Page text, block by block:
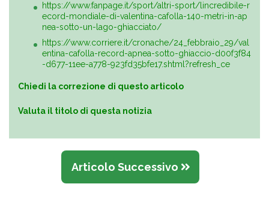
https://www.fanpage.it/sport/altri-sport/lincredibile-r
ecord-mondiale-di-valentina-cafolla-140-metri-in-ap
nea-sotto-un-lago-ghiacciato/
https://www.corriere.it/cronache/24_febbraio_29/val
entina-cafolla-record-apnea-sotto-ghiaccio-d00f3f84
-d677-11ee-a778-923fd35bfe17.shtml?refresh_ce
Chiedi la correzione di questo articolo
Valuta il titolo di questa notizia
Articolo Successivo